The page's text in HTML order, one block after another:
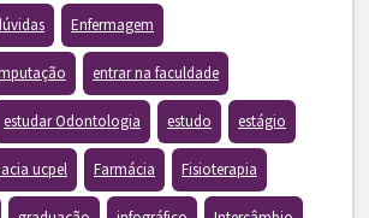
Enfermagem
entrar na faculdade
estudar Odontologia estudo estágio
ucpel Farmácia Fisioterapia